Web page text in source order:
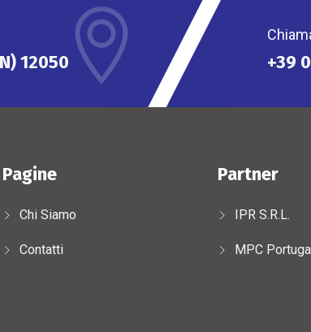
12050 +39
Pagine
Chi Siamo
Contatti
Partner
IPR S.r.l.
MPC Portugal